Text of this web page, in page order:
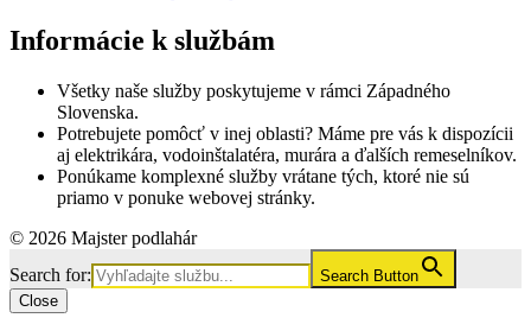
Informácie k službám
Všetky naše služby poskytujeme v rámci Západného
Slovenska.
Potrebujete pomôcť v inej oblasti? Máme pre vás k dispozícii
aj elektrikára, vodoinštalatéra, murára a ďalších remeselníkov.
Ponúkame komplexné služby vrátane tých, ktoré nie sú
priamo v ponuke webovej stránky.
© 2026 Majster podlahár
Search for:
Search Button
Close